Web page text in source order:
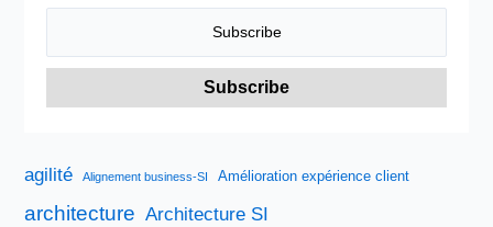
agilité Alignement business-SI Amélioration expérience client
architecture Architecture SI